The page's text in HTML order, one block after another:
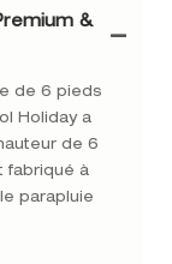
&
de 6 pieds
Holiday a
de 6
fabriqué à
parapluie